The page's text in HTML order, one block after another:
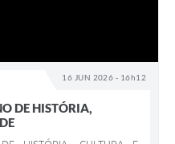
16 JUN 2026 - 16h12
DE HISTÓRIA,